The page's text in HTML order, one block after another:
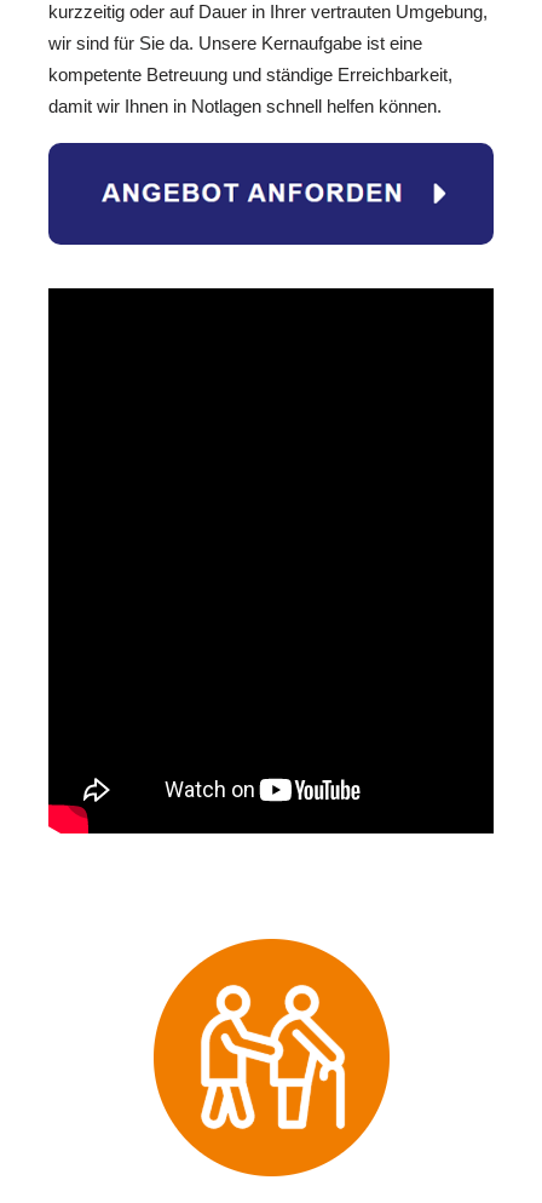
kurzzeitig oder auf Dauer in Ihrer vertrauten Umgebung,
wir sind für Sie da. Unsere Kernaufgabe ist eine
kompetente Betreuung und ständige Erreichbarkeit,
damit wir Ihnen in Notlagen schnell helfen können.